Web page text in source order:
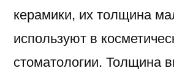
керамики, их толщина
используют в
стоматологии. Толщина